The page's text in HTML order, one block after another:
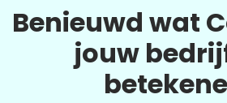
Benieuwd wat
jouw